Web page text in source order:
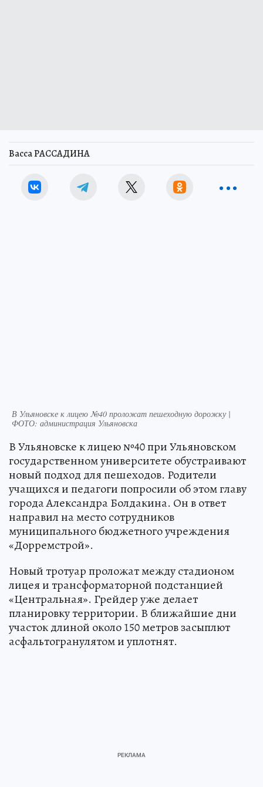
Васса РАССАДИНА
В Ульяновске к лицею №40 проложат пешеходную дорожку |
ФОТО: администрация Ульяновска
В Ульяновске к лицею №40 при Ульяновском
государственном университете обустраивают
новый подход для пешеходов. Родители
учащихся и педагоги попросили об этом главу
города Александра Болдакина. Он в ответ
направил на место сотрудников
муниципального бюджетного учреждения
«Дорремстрой».
Новый тротуар проложат между стадионом
лицея и трансформаторной подстанцией
«Центральная». Грейдер уже делает
планировку территории. В ближайшие дни
участок длиной около 150 метров засыплют
асфальтогранулятом и уплотнят.